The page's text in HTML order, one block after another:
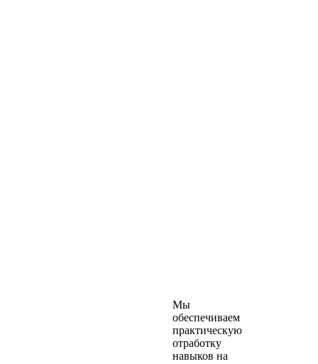
Мы
обеспечиваем
практическую
отработку
навыков на